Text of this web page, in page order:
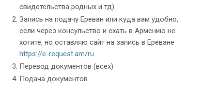
свидетельства родных и тд)
Запись на подачу Ереван или куда вам удобно,
если через консульство и ехать в Армению не
хотите, но оставляю сайт на запись в Ереване
https://e-request.am/ru
Перевод документов (всех)
Подача документов